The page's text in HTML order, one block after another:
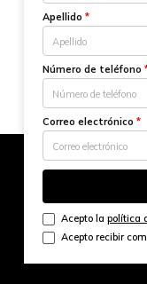
Apellido *
Número de teléfono
Correo electrónico *
Acepto la política
Acepto recibir